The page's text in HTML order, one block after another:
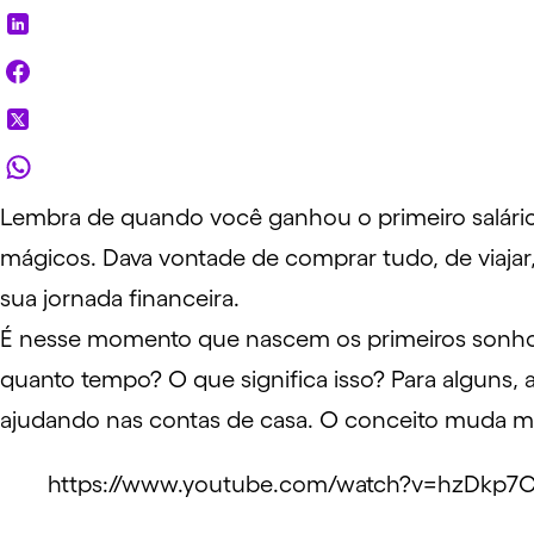
Lembra de quando você ganhou o primeiro
mágicos. Dava vontade de comprar tudo, de viajar
sua jornada financeira.
É nesse momento que nascem os primeiros
quanto tempo? O que significa isso? Para
ajudando nas contas de casa. O conceito muda
https://www.youtube.com/